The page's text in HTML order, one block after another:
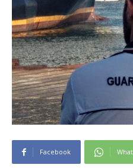
Facebook